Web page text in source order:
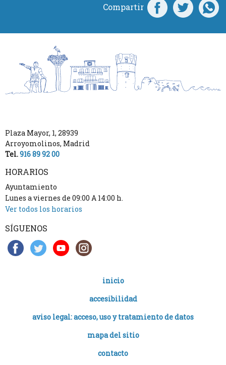
Compartir
Plaza Mayor, 1, 28939
Arroyomolinos, Madrid
Tel.916 89 92 00
HORARIOS
Ayuntamiento
Lunes a viernes de 09:00 A 14:00 h.
Ver todos los horarios
SÍGUENOS
inicio
accesibilidad
aviso legal: acceso, uso y tratamiento de datos
mapa del sitio
contacto